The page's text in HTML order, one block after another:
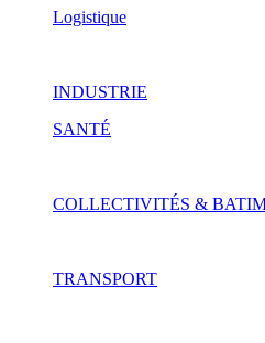
Logistique
INDUSTRIE
SANTÉ
COLLECTIVITÉS &
TRANSPORT